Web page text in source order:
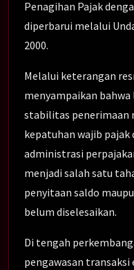
Penagihan Pajak
diperbarui melalui
2000.
Melalui keterangan
menyampaikan
stabilitas penerimaan
kepatuhan wajib
administrasi
menjadi salah satu
penyitaan saldo
belum diselesaikan.
Di tengah
pengawasan